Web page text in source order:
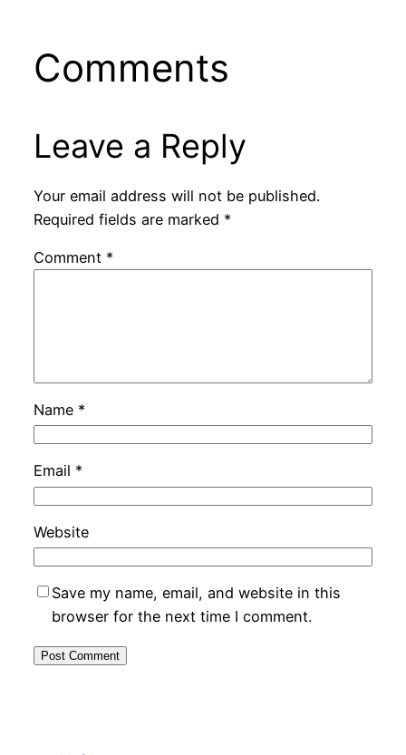
Comments
Leave a Reply
Your email address will not be published.
Required fields are marked *
Comment *
Name *
Email *
Website
Save my name, email, and website in this
browser for the next time I comment.